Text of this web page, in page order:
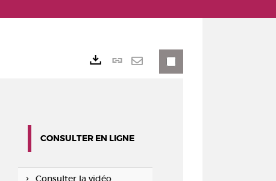
Lien
CONSULTER EN LIGNE
Consulter la vidéo